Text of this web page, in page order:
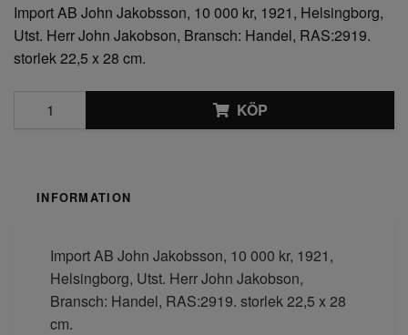
Import AB John Jakobsson, 10 000 kr, 1921, Helsingborg,
Utst. Herr John Jakobson, Bransch: Handel, RAS:2919.
storlek 22,5 x 28 cm.
KÖP
INFORMATION
Import AB John Jakobsson, 10 000 kr, 1921,
Helsingborg, Utst. Herr John Jakobson,
Bransch: Handel, RAS:2919. storlek 22,5 x 28
cm.